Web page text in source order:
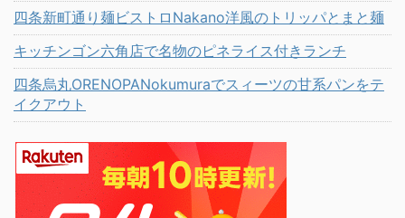
四条新町通り麺ビストロNakano洋風のトリッパとまと麺
キッチンゴン六角店で名物のピネライス付きランチ
四条烏丸ORENOPANokumuraでスィーツの甘系パンをテ
イクアウト